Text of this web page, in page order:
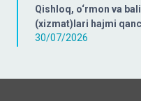
Qishloq, o‘rmon va
(xizmat)lari hajmi
30/07/2026